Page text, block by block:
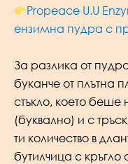
Propeace U.U
ензимна пудра с
За разлика от
буканче от плътна
стъкло, което беше
(буквално) и с
ти количество в
бутилчица с кръгло